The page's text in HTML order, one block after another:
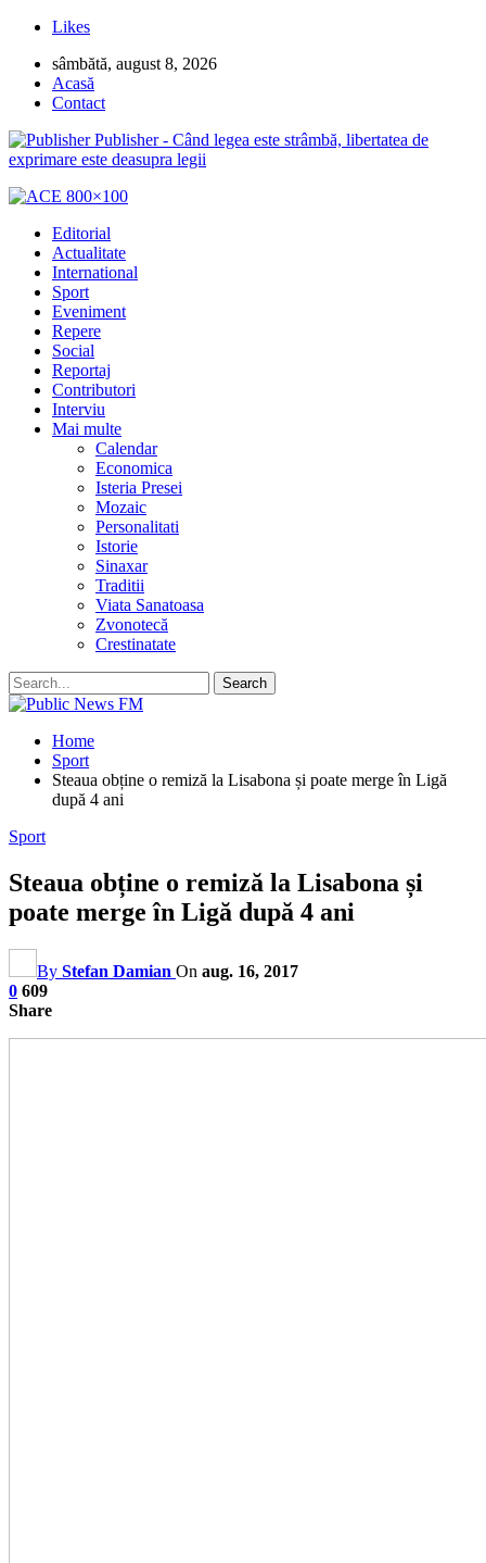
Likes
sâmbătă, august 8, 2026
Acasă
Contact
Publisher - Când legea este strâmbă, libertatea de
exprimare este deasupra legii
Editorial
Actualitate
International
Sport
Eveniment
Repere
Social
Reportaj
Contributori
Interviu
Mai multe
Calendar
Economica
Isteria Presei
Mozaic
Personalitati
Istorie
Sinaxar
Traditii
Viata Sanatoasa
Zvonotecă
Crestinatate
Home
Sport
Steaua obține o remiză la Lisabona și poate merge în Ligă
după 4 ani
Sport
Steaua obține o remiză la Lisabona și
poate merge în Ligă după 4 ani
By Stefan Damian On aug. 16, 2017
0 609
Share